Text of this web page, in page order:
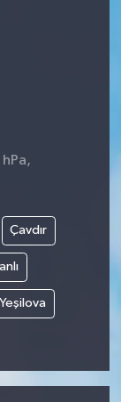
Çavdır
Yeşilova